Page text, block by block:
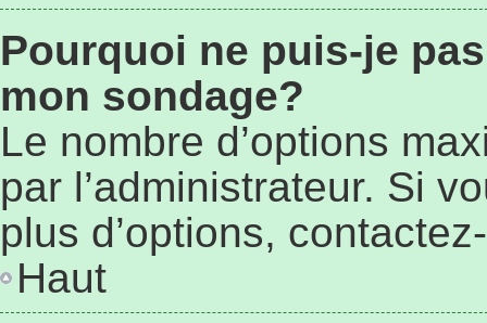
Pourquoi ne puis-je
mon sondage?
Le nombre d’options
par l’administrateur. Si
plus d’options,
Haut